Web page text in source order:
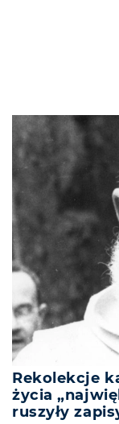
Rekolekcje
życia
ruszyły